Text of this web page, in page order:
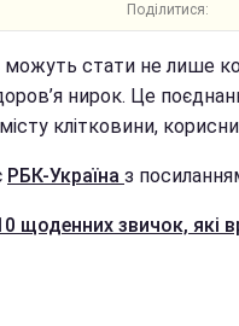
Поділитися:
можуть стати не лише
нирок. Це
клітковини,
РБК-Україна з
щоденних звичок, які